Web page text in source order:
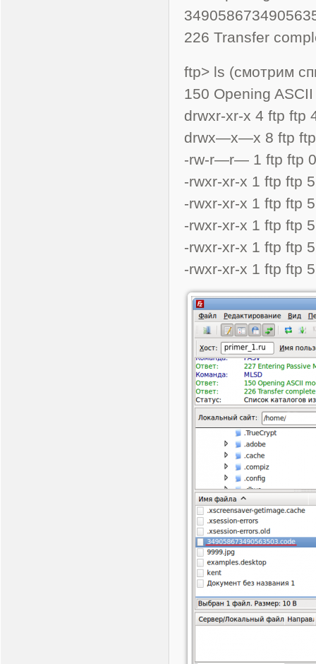
226 Transfer
ftp> ls (смотрим
150 Opening
drwxr-xr-x 4 ftp ftp
drwx—x—x 8 ftp ftp
-rw-r—r— 1 ftp ftp 0
-rwxr-xr-x 1 ftp ftp
-rwxr-xr-x 1 ftp ftp
-rwxr-xr-x 1 ftp ftp
-rwxr-xr-x 1 ftp ftp
-rwxr-xr-x 1 ftp ftp